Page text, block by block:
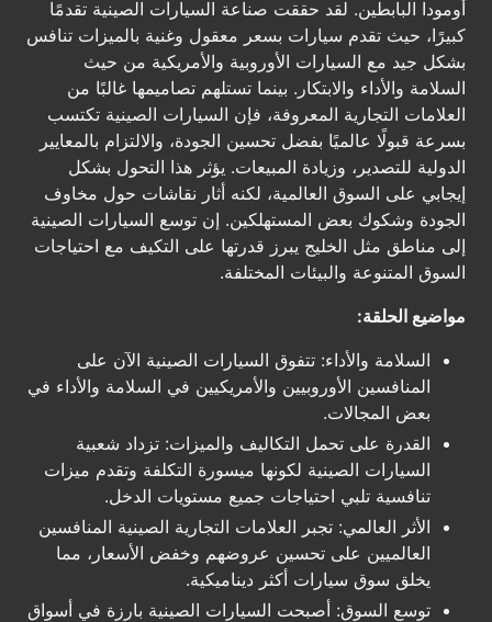
أومودا البابطين. لقد حققت صناعة السيارات الصينية تقدمًا
كبيرًا، حيث تقدم سيارات بسعر معقول وغنية بالميزات تنافس
بشكل جيد مع السيارات الأوروبية والأمريكية من حيث
السلامة والأداء والابتكار. بينما تستلهم تصاميمها غالبًا من
العلامات التجارية المعروفة، فإن السيارات الصينية تكتسب
بسرعة قبولًا عالميًا بفضل تحسين الجودة، والالتزام بالمعايير
الدولية للتصدير، وزيادة المبيعات. يؤثر هذا التحول بشكل
إيجابي على السوق العالمية، لكنه أثار نقاشات حول مخاوف
الجودة وشكوك بعض المستهلكين. إن توسع السيارات الصينية
إلى مناطق مثل الخليج يبرز قدرتها على التكيف مع احتياجات
السوق المتنوعة والبيئات المختلفة.
مواضيع الحلقة:
السلامة والأداء: تتفوق السيارات الصينية الآن على
المنافسين الأوروبيين والأمريكيين في السلامة والأداء في
بعض المجالات.
القدرة على تحمل التكاليف والميزات: تزداد شعبية
السيارات الصينية لكونها ميسورة التكلفة وتقدم ميزات
تنافسية تلبي احتياجات جميع مستويات الدخل.
الأثر العالمي: تجبر العلامات التجارية الصينية المنافسين
العالميين على تحسين عروضهم وخفض الأسعار، مما
يخلق سوق سيارات أكثر ديناميكية.
توسع السوق: أصبحت السيارات الصينية بارزة في أسواق